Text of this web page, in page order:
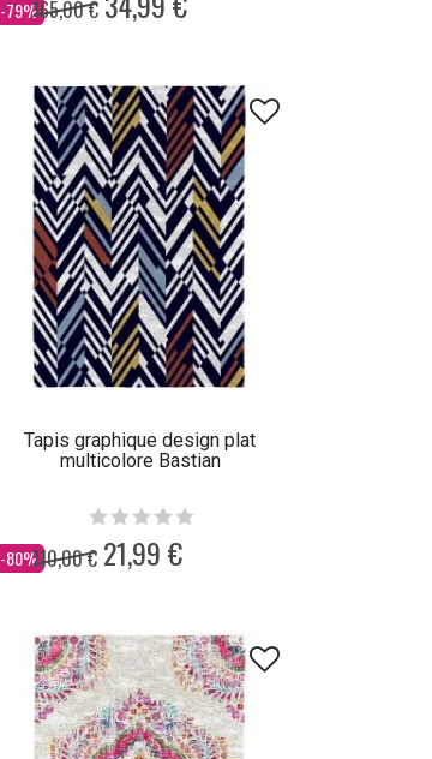
-79%
Dès 165,00 €
Tapis graphique design plat
multicolore Bastian
-80%
Dès 110,00 € 21,99 €